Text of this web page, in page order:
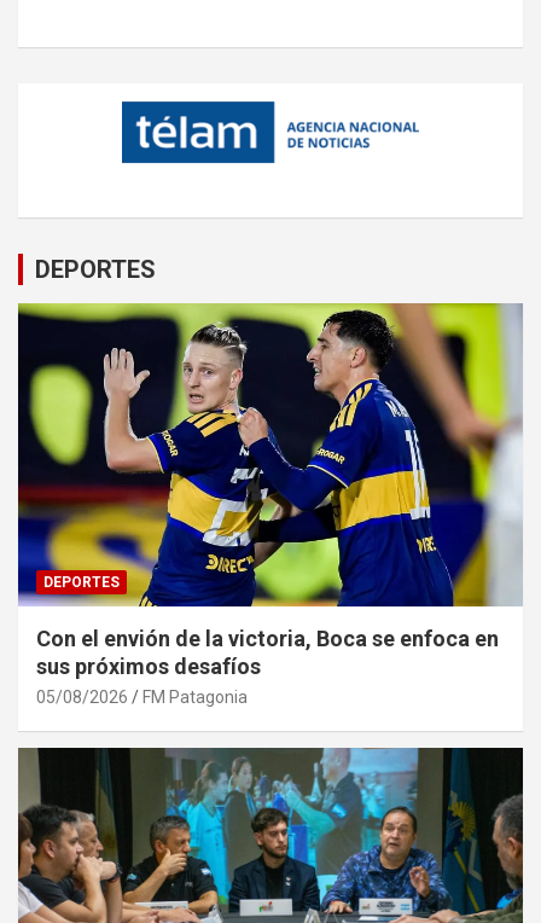
DEPORTES
DEPORTES
Con el envión de la victoria, Boca se enfoca en
sus próximos desafíos
05/08/2026 FM Patagonia